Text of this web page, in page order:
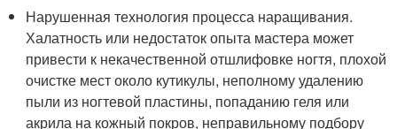
Нарушенная технология процесса наращивания.
Халатность или недостаток опыта мастера может
привести к некачественной отшлифовке ногтя, плохой
очистке мест около кутикулы, неполному удалению
пыли из ногтевой пластины, попаданию геля или
акрила на кожный покров, неправильному подбору